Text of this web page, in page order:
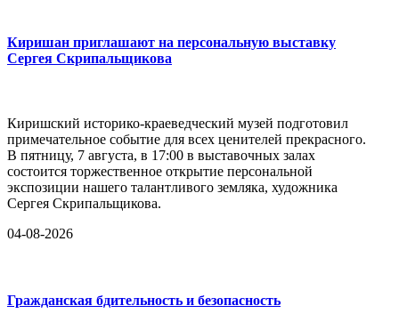
Киришан приглашают на персональную выставку
Сергея Скрипальщикова
Киришский историко-краеведческий музей подготовил
примечательное событие для всех ценителей прекрасного.
В пятницу, 7 августа, в 17:00 в выставочных залах
состоится торжественное открытие персональной
экспозиции нашего талантливого земляка, художника
Сергея Скрипальщикова.
04-08-2026
Гражданская бдительность и безопасность